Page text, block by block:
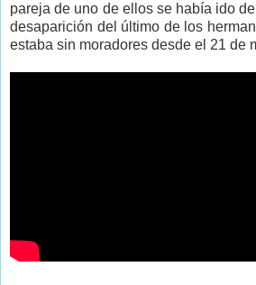
pareja de uno de ellos se había ido
desaparición del último de los
estaba sin moradores desde el 21 de